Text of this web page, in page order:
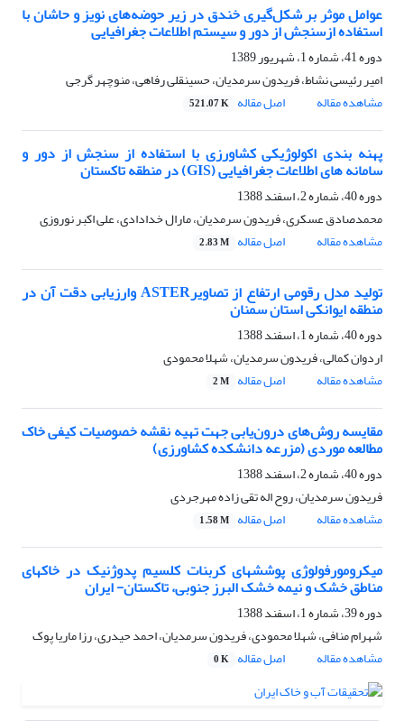
عوامل موثر بر شکل‌گیری خندق در زیر حوضه‌های نویز و حاشان با
استفاده ازسنجش از دور و سیستم اطلاعات جغرافیایی
دوره 41، شماره 1، شهریور 1389
امیر رئیسی نشاط، فریدون سرمدیان، حسینقلی رفاهی، منوچهر گرجی
مشاهده مقاله
اصل مقاله 521.07 K
پهنه بندی اکولوژیکی کشاورزی با استفاده از سنجش از دور و
سامانه های اطلاعات جغرافیایی (GIS) در منطقه تاکستان
دوره 40، شماره 2، اسفند 1388
محمدصادق عسکری، فریدون سرمدیان، مارال خدادادی، علی اکبر نوروزی
مشاهده مقاله
اصل مقاله 2.83 M
تولید مدل رقومی ارتفاع از تصاویرASTER وارزیابی دقت آن در
منطقه ایوانکی استان سمنان
دوره 40، شماره 1، اسفند 1388
اردوان کمالی، فریدون سرمدیان، شهلا محمودی
مشاهده مقاله
اصل مقاله 2 M
مقایسه روش‌های درون‌یابی جهت تهیه نقشه خصوصیات کیفی خاک
مطالعه موردی (مزرعه دانشکده کشاورزی)
دوره 40، شماره 2، اسفند 1388
فریدون سرمدیان، روح اله تقی زاده مهرجردی
مشاهده مقاله
اصل مقاله 1.58 M
میکرومورفولوژی پوششهای کربنات کلسیم پدوژنیک در خاکهای
مناطق خشک و نیمه خشک البرز جنوبی، تاکستان- ایران
دوره 39، شماره 1، اسفند 1388
شهرام منافی، شهلا محمودی، فریدون سرمدیان، احمد حیدری، رزا ماریا پوک
مشاهده مقاله
اصل مقاله 0 K